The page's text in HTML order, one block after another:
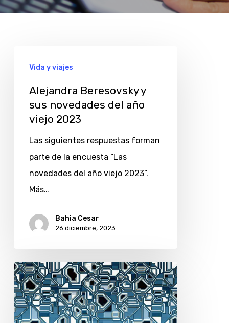
Beresovsky
novedades
2023
Vida y viajes
Alejandra Beresovsky y
sus novedades del año
viejo 2023
Las siguientes respuestas forman
parte de la encuesta “Las
novedades del año viejo 2023”.
Más…
Bahia Cesar
26 diciembre, 2023
Inteligencia
artificial:
lanzan
un